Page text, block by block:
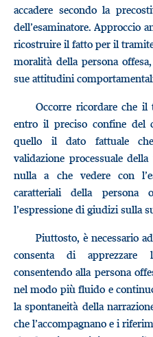
accadere secondo la
dell’esaminatore. Approccio
ricostruire il fatto per il
moralità della persona
sue attitudini
Occorre ricordare che il
entro il preciso confine del
quello il dato fattuale
validazione processuale
nulla a che vedere con
caratteriali della
l’espressione di giudizi sulla
Piuttosto, è necessario
consenta di apprezzare
consentendo alla persona
nel modo più fluido e
la spontaneità della
che l’accompagnano e i